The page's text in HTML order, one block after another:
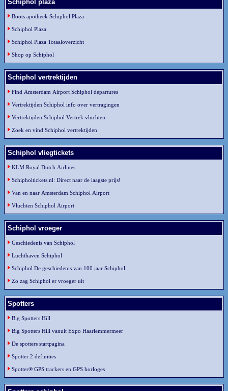
Schiphol plaza
Boots apotheek Schiphol Plaza
Schiphol Plaza
Schiphol Plaza Totaaloverzicht
Shop op Schiphol
Schiphol vertrektijden
Find Amsterdam Airport Schiphol departures
Vertrektijden Schiphol info over vertragingen
Vertrektijden Schiphol Vertrek vluchten
Zoek en vind Schiphol vertrektijden
Schiphol vliegtickets
KLM Royal Dutch Airlines
Schipholtickets.nl: Direct naar de laagste prijs!
Van en naar Amsterdam Schiphol Airport
Vluchten Schiphol Airport
Schiphol vroeger
Geschiedenis van Schiphol
Luchthaven Schiphol
Schiphol De geschiedenis van 100 jaar Schiphol
Zo zag Schiphol er vroeger uit
Spotters
Big Spotters Hill
Big Spotters Hill vanuit Expo Haarlemmermeer
De spotters startpagina
Spotter 2 definities
Spotter® GPS trackers en GPS horloges